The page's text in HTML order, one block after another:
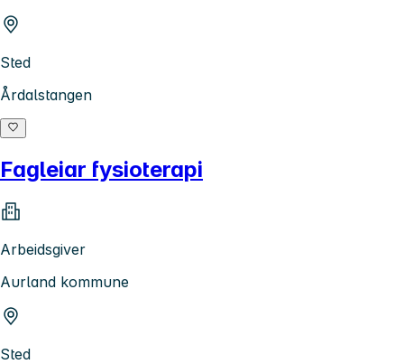
Sted
Årdalstangen
Fagleiar fysioterapi
Arbeidsgiver
Aurland kommune
Sted